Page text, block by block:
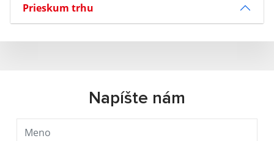
Prieskum trhu
Napíšte nám